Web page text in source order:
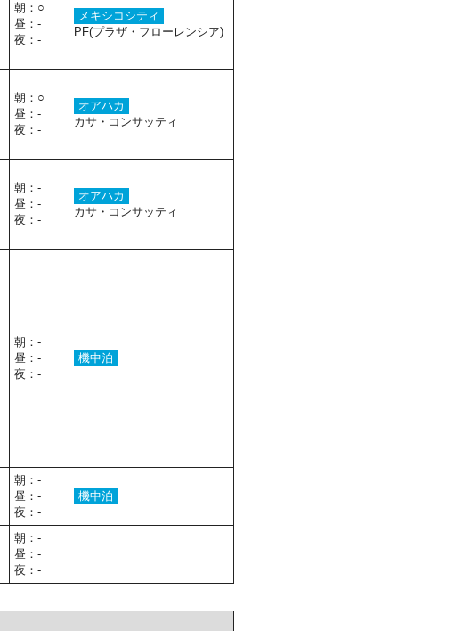
朝：○
昼：-
夜：-
メキシコシティ
PF(プラザ・フローレンシア)
朝：○
昼：-
夜：-
オアハカ
カサ・コンサッティ
朝：-
昼：-
夜：-
オアハカ
カサ・コンサッティ
朝：-
昼：-
夜：-
機中泊
朝：-
昼：-
夜：-
機中泊
朝：-
昼：-
夜：-